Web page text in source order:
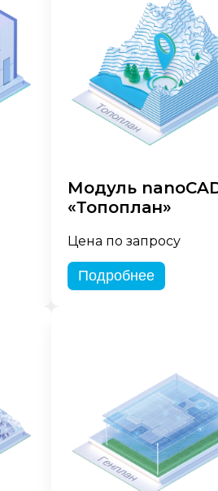
Модуль
«Топоплан»
Цена по запросу
Подробнее